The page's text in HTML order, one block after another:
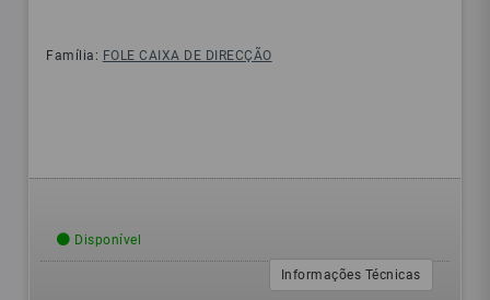
Família: FOLE CAIXA DE DIRECÇÃO
Disponível
Informações Técnicas